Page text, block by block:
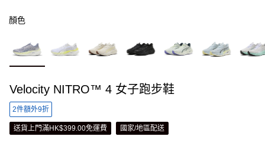
顏色
Velocity NITRO™ 4 女子跑步鞋
2件額外9折
送貨上門滿HK$399.00免運費 國家/地區配送